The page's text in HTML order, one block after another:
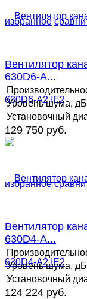
избранное
избранное
Вентилятор
630D6-A...
Уровень шума,
Установочный
129 750 руб.
Вентилятор
630D4-A...
Уровень шума,
Установочный
124 224 руб.